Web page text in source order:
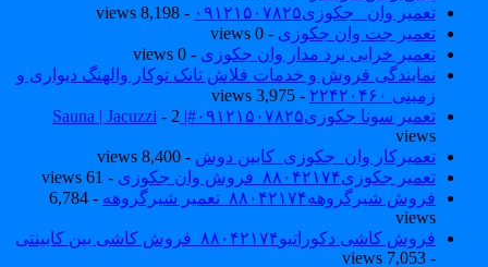
تعمیر وان _جکوزی۰۹۱۲۱۵۰۷۸۲۵
- 8,198 views
تعمیر جت وان جکوزی - 0 views
تعمیر خرابی برد مدار وان جکوزی - 0 views
نمایندگی فروش و خدمات فلاش تانک توکار والهنگ دیواری و
زمینی ۲۲۴۲۰۴۶۰
- 3,975 views
تعمیر سونا جکوزی۰۹۱۲۱۵۰۷۸۲۵#| Sauna | Jacuzzi
- 2
views
تعمیرکار وان_جکوزی_کابین دوش- 8,400 views
تعمیر جکوزی۸۸۰۴۲۱۷۴_فروش وان جکوزی
- 61 views
فروش شیرگروهه۸۸۰۴۲۱۷۴_تعمیر شیرگروهه
- 6,784
views
فروش کاشی دکوراتیو۸۸۰۴۲۱۷۴_فروش کاشی بین کابینتی